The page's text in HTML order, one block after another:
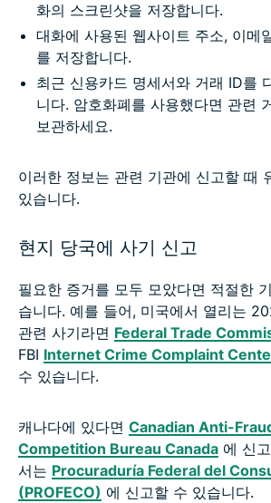
화의 스크린샷을 저장합니다.
대화에 사용된 웹사이트 주소, 이메
를 저장합니다.
최근 신용카드 명세서와 거래 ID를
니다. 암호화폐를 사용했다면 관련
보관하세요.
이러한 정보는 관련 기관에 신고할 때
있습니다.
현지 당국에 사기 신고
필요한 증거를 모두 모았다면 적절한
습니다. 예를 들어, 미국에서 열리는
관련 사기라면 Federal Trade
FBI Internet Crime Complaint
수 있습니다.
캐나다에 있다면 Canadian Anti-
Competition Bureau Canada 에 신
서는 Procuraduría Federal del
(PROFECO) 에 신고할 수 있습니다.